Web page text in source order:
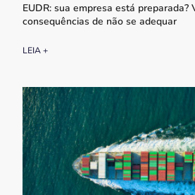
EUDR: sua empresa está preparada?
consequências de não se adequar
LEIA +